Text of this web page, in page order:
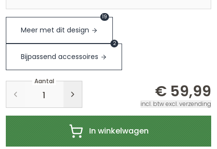
Meer met dit design
19
Bijpassend accessoires
2
Aantal
€ 59,99
incl. btw excl. verzending
In winkelwagen